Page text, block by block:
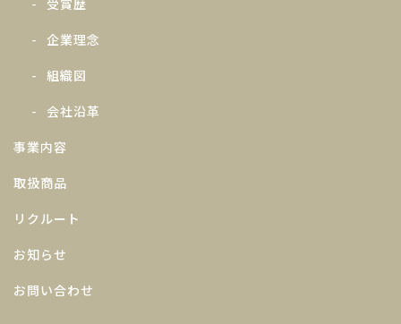
受賞歴
企業理念
組織図
会社沿革
事業内容
取扱商品
リクルート
お知らせ
お問い合わせ